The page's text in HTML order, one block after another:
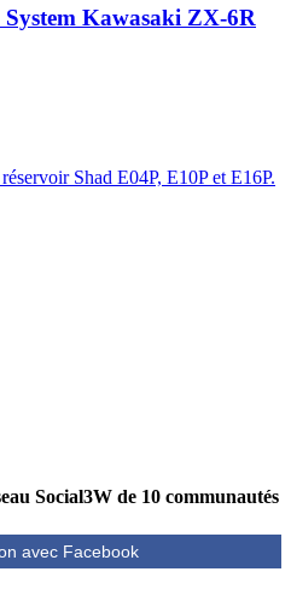
Kawasaki ZX-6R
Shad E04P, E10P et E16P.
Social3W de 10 communautés